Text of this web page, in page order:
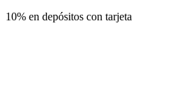
10% en depósitos con tarjeta